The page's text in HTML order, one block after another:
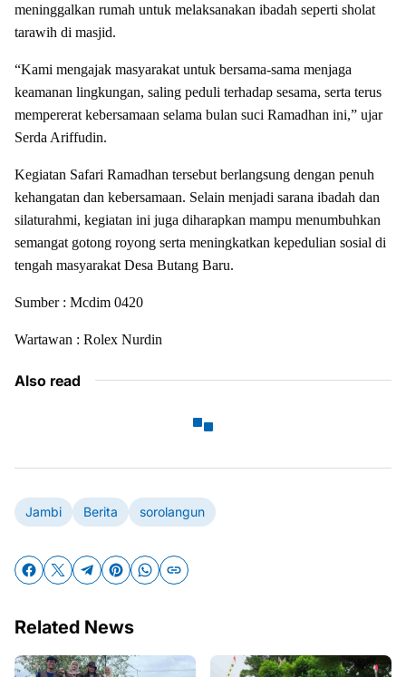
meninggalkan rumah untuk melaksanakan ibadah seperti sholat
tarawih di masjid.
“Kami mengajak masyarakat untuk bersama-sama menjaga
keamanan lingkungan, saling peduli terhadap sesama, serta terus
mempererat kebersamaan selama bulan suci Ramadhan ini,” ujar
Serda Ariffudin.
Kegiatan Safari Ramadhan tersebut berlangsung dengan penuh
kehangatan dan kebersamaan. Selain menjadi sarana ibadah dan
silaturahmi, kegiatan ini juga diharapkan mampu menumbuhkan
semangat gotong royong serta meningkatkan kepedulian sosial di
tengah masyarakat Desa Butang Baru.
Sumber : Mcdim 0420
Wartawan : Rolex Nurdin
Also read
Jambi Berita sorolangun
Related News